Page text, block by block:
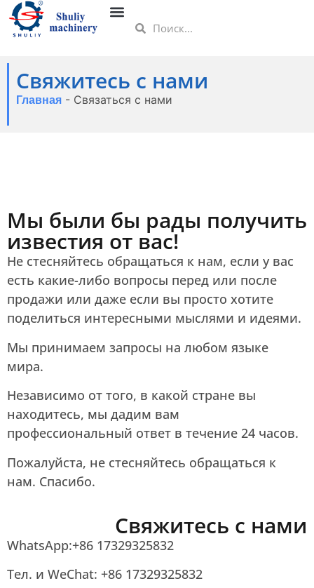
Свяжитесь с нами
Главная - Связаться с нами
Мы были бы рады получить
известия от вас!
Не стесняйтесь обращаться к нам, если у вас
есть какие-либо вопросы перед или после
продажи или даже если вы просто хотите
поделиться интересными мыслями и идеями.
Мы принимаем запросы на любом языке
мира.
Независимо от того, в какой стране вы
находитесь, мы дадим вам
профессиональный ответ в течение 24 часов.
Пожалуйста, не стесняйтесь обращаться к
нам. Спасибо.
Свяжитесь с нами
WhatsApp:+86 17329325832
Тел. и WeChat: +86 17329325832